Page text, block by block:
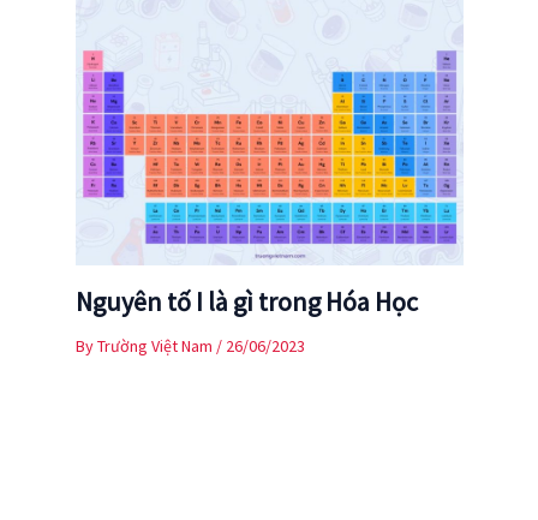
Nguyên tố I là gì trong Hóa Học
ByTrường Việt Nam / 26/06/2023